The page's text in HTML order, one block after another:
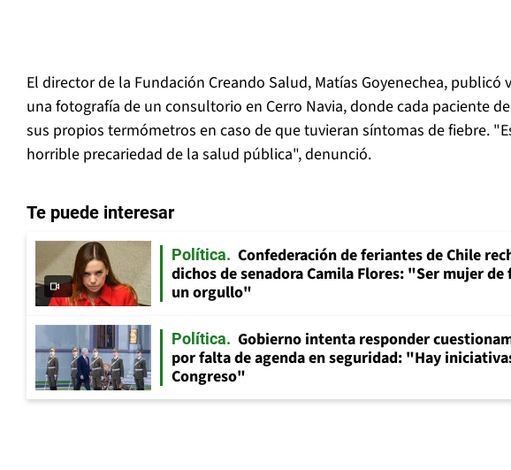
El director de la Fundación Creando Salud, Matías Goyenechea, publicó
una fotografía de un consultorio en Cerro Navia, donde cada paciente
sus propios termómetros en caso de que tuvieran síntomas de fiebre.
horrible precariedad de la salud pública", denunció.
Te puede interesar
Política
Confederación de feriantes de Chile
dichos de senadora Camila Flores: "Ser mujer de
un orgullo"
Política
Gobierno intenta responder
por falta de agenda en seguridad: "Hay
Congreso"